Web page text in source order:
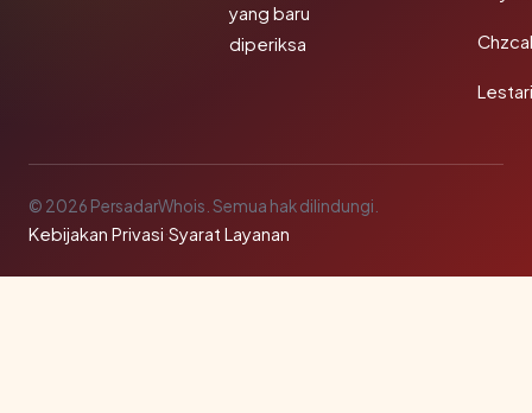
yang baru
diperiksa
© 2026 PersadarWhois. Semua hak dilindungi.
Kebijakan Privasi·Syarat Layanan